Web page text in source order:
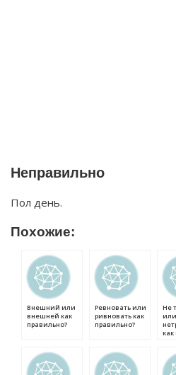
Неправильно
Пол день.
Похожие:
Внешний или
внешней как
правильно?
Ревновать или
ривновать как
правильно?
Не
или
как